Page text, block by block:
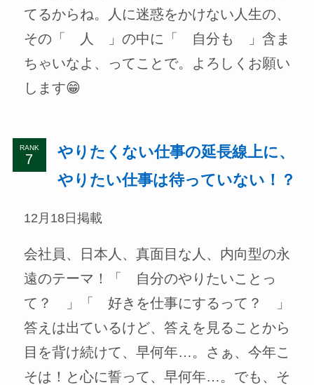
てるからね。人に迷惑をかけない人生の、
その「 人 」の中に「 自分も 」含ま
ちゃいなよ、ってことで。よろしくお願い
します😁
RANK
やりたくない仕事の延長線上に、
やりたい仕事は待っていない！？
12月18日掲載
会社員、日本人、真面目な人、内向型の永
遠のテーマ！「 自分のやりたいことっ
て？ 」「 好きを仕事にするって？ 」
答えは出ているけど、答えを見ることから
目を背け続けて、早何年…。さぁ、今年こ
そは！と心に誓って、早何年…。でも、そ